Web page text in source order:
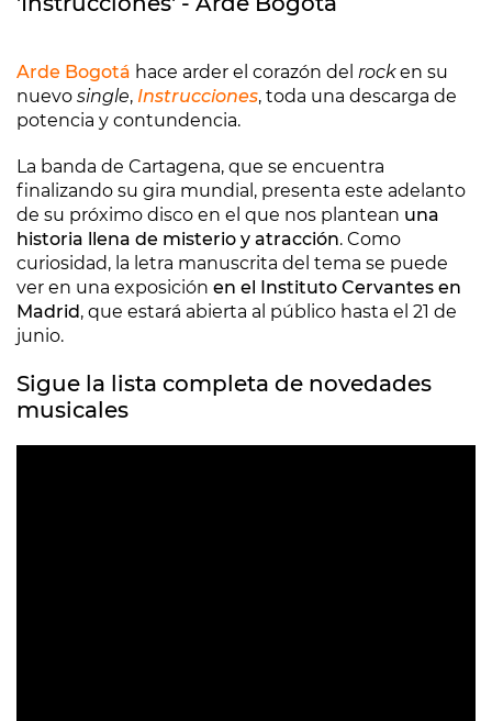
Arde Bogotá hace arder el corazón del rocken su
nuevo single, Instrucciones, toda una descarga de
potencia y contundencia.
La banda de Cartagena, que se encuentra
finalizando su gira mundial, presenta este adelanto
de su próximo disco en el que nos plantean una
historia llena de misterio y atracción. Como
curiosidad, la letra manuscrita del tema se puede
ver en una exposición en el Instituto Cervantes en
Madrid, que estará abierta al público hasta el 21 de
junio.
Sigue la lista completa de novedades
musicales